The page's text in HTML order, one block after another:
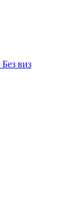
Без виз